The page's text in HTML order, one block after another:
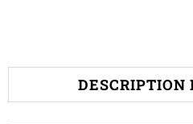
DESCRIPTION